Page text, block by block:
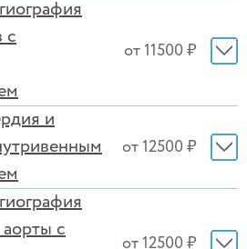
с
от 11500 ₽
и
от 12500 ₽
с
от 12500 ₽